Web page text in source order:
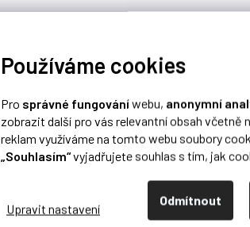
Používáme cookies
Pro správné fungováníwebu, anonymní
zobrazit další pro vás relevantní obsah včetně
reklam využíváme na tomto webu soubory
„Souhlasím“vyjadřujete souhlas s tím, jak
Odmítnout